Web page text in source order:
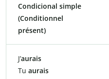
Condicional simple
(Conditionnel
présent)
J’aurais
Tu aurais